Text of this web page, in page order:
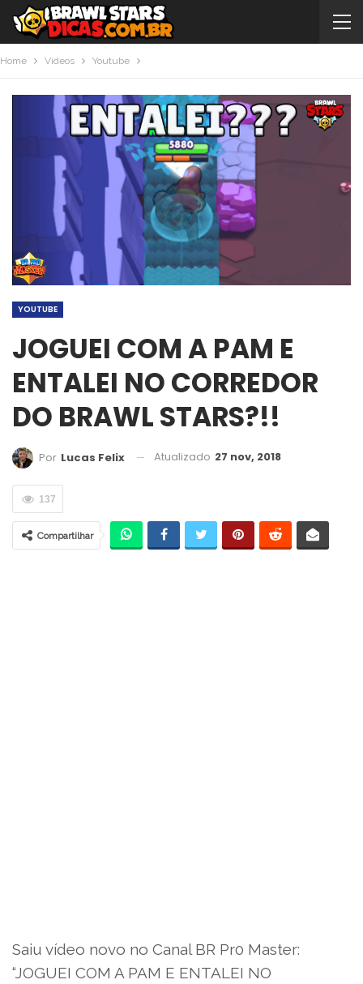
Home Videos Youtube
YOUTUBE
JOGUEI COM A PAM E
ENTALEI NO CORREDOR
DO BRAWL STARS?!!
Por Lucas Felix Atualizado 27 nov, 2018
137
Compartilhar
Saiu vídeo novo no Canal BR Pr0 Master:
“JOGUEI COM A PAM E ENTALEI NO